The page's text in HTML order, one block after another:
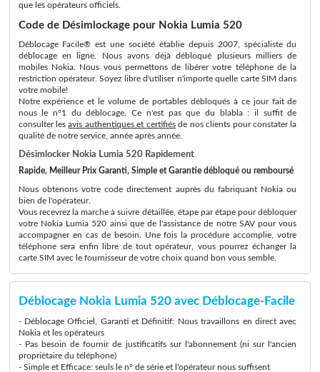
que les opérateurs officiels.
Code de Désimlockage pour Nokia Lumia 520
Déblocage Facile® est une société établie depuis 2007, spécialiste du
déblocage en ligne. Nous avons déjà débloqué plusieurs milliers de
mobiles Nokia. Nous vous permettons de libérer votre téléphone de la
restriction opérateur. Soyez libre d'utiliser n'importe quelle carte SIM dans
votre mobile!
Notre expérience et le volume de portables débloqués à ce jour fait de
nous le n°1 du déblocage. Ce n'est pas que du blabla : il suffit de
consulter lesavis authentiques et certifiésde nos clients pour constater la
qualité de notre service, année après année.
Désimlocker Nokia Lumia 520 Rapidement
Rapide, Meilleur Prix Garanti, Simple et Garantie débloqué ou remboursé
Nous obtenons votre code directement auprès du fabriquant Nokia ou
bien de l'opérateur.
Vous recevrez la marche à suivre détaillée, étape par étape pour débloquer
votre Nokia Lumia 520 ainsi que de l'assistance de notre SAV pour vous
accompagner en cas de besoin. Une fois la procédure accomplie, votre
téléphone sera enfin libre de tout opérateur, vous pourrez échanger la
carte SIM avec le fournisseur de votre choix quand bon vous semble.
Déblocage Nokia Lumia 520 avec Déblocage-Facile
- Déblocage Officiel, Garanti et Définitif: Nous travaillons en direct avec
Nokia et les opérateurs
- Pas besoin de fournir de justificatifs sur l'abonnement (ni sur l'ancien
propriétaire du téléphone)
- Simple et Efficace: seuls le n° de série et l'opérateur nous suffisent